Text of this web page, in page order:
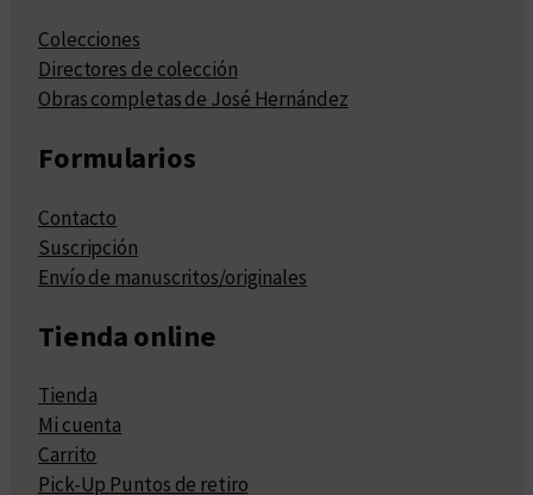
Colecciones
Directores de colección
Obras completas de José Hernández
Formularios
Contacto
Suscripción
Envío de manuscritos/originales
Tienda online
Tienda
Mi cuenta
Carrito
Pick-Up Puntos de retiro